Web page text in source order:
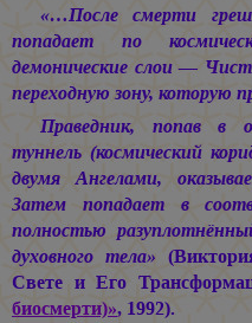
«…После смерти
попадает по
демонические слои —
переходную зону, которую
Праведник, попав в
туннель (космический
двумя Ангелами,
Затем попадает в
полностью
духовного тела»
Свете и Его
биосмерти)», 1992).